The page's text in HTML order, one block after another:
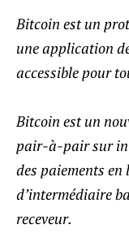
Bitcoin est un
une application
accessible pour
Bitcoin est un
pair-à-pair sur
des paiements
d’intermédiaire
receveur.